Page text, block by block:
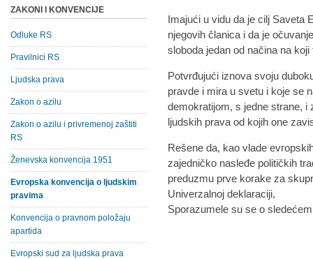
Imajući u vidu da je cilj Saveta
njegovih članica i da je
sloboda jedan od načina na
Potvrđujući iznova svoju
pravde i mira u svetu i koje se
demokratijom, s jedne strane,
ljudskih prava od kojih one
Rešene da, kao vlade
zajedničko nasleđe političkih
preduzmu prve korake za
Univerzalnoj deklaraciji,
Sporazumele su se o
ZAKONI I KONVENCIJE
Odluke RS
Pravilnici RS
Ljudska prava
Zakon o azilu
Zakon o azilu i privremenoj zaštiti
RS
Ženevska konvencija 1951
Evropska konvencija o ljudskim
pravima
Konvencija o pravnom položaju
apartida
Evropski sud za ljudska prava